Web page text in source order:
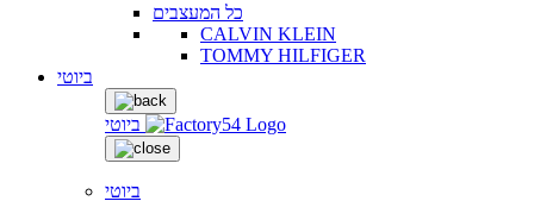
כל המעצבים
CALVIN KLEIN
TOMMY HILFIGER
ביוטי
ביוטי
ביוטי